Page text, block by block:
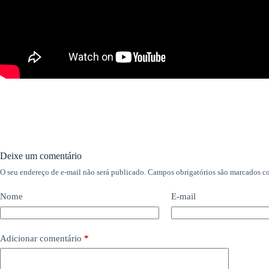
Deixe um comentário
O seu endereço de e-mail não será publicado. Campos obrigatórios são marcados
Nome E-mail
Adicionar comentário *